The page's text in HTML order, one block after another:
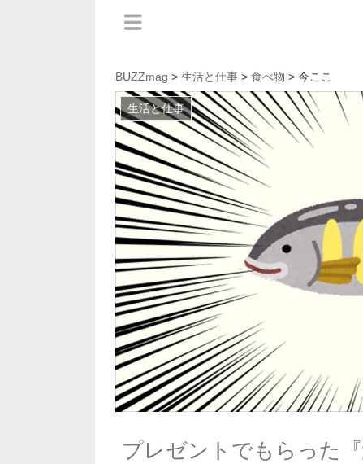
BUZZmag > 生活と仕事 > 食べ物 > 今ここ
生活と仕事
プレゼントでもらった